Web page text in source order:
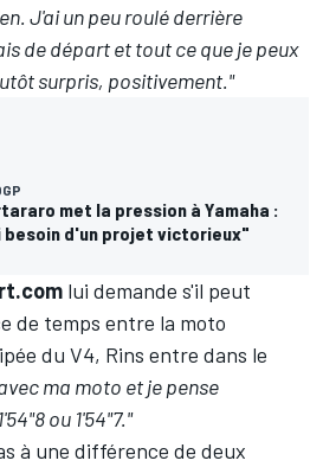
J'ai un peu roulé derrière
de départ et tout ce que je peux
surpris, positivement."
met la pression à Yamaha :
besoin d'un projet victorieux"
lui demande s'il peut
de temps entre la moto
du V4, Rins entre dans le
ma moto et je pense
ou 1'54"7."
à une différence de deux